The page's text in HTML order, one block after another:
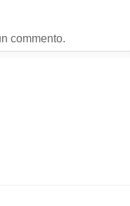
commento.